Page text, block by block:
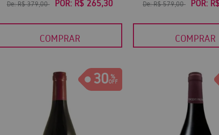
De:R$ 379,00 POR: R$ 265,30
COMPRAR
De:R$ 579,00 POR:
COMPRAR
30